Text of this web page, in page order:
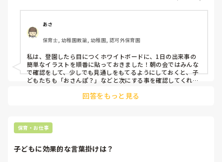
あさ
保育士, 幼稚園教諭, 幼稚園, 認可外保育園
私は、登園したら目につくホワイトボードに、1日の出来事の
簡単なイラストを順番に貼っておきました！朝の会ではみんな
で確認をして、少しでも見通しをもてるようにしておくと、子
どもたちも「おさんぽ？」などと次にする事を確認してくれる
考えてあげられるポイントはありそうですよね…
2歳児クラスとなると、集団行動も大切に考えていきたい頃だ
して行動"していけるように促してあげられると良いですね。
回答をもっと見る
保育・お仕事
子どもに効果的な言葉掛けは？